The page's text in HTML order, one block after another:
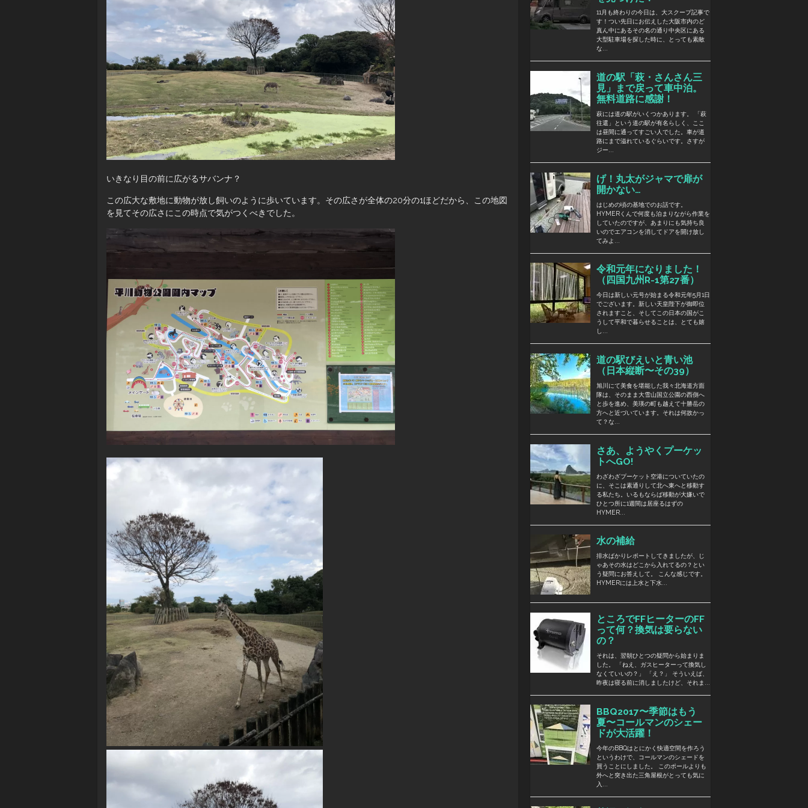
いきなり目の前に広がるサバンナ？
この広大な敷地に動物が放し飼いのように歩いています。その広さが全体の20分の1ほどだから、この地図
を見てその広さにこの時点で気がつくべきでした。